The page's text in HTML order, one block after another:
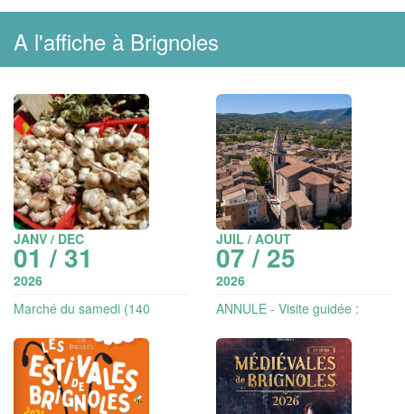
A l'affiche à Brignoles
JANV / DEC
01 / 31
2026
Marché du samedi (140
JUIL / AOUT
07 / 25
2026
ANNULE - Visite guidée :
Brignoles